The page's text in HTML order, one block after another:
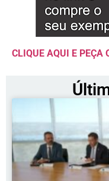
CLIQUE AQUI E PEÇA